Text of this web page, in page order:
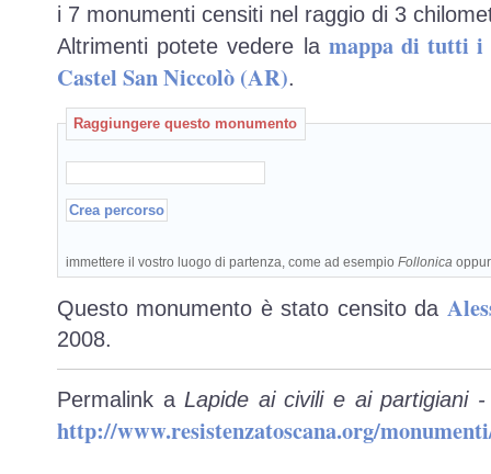
i 7 monumenti censiti nel raggio di 3
Altrimenti potete vedere la mappa di tutti i
Castel San Niccolò (AR).
Raggiungere questo monumento
immettere il vostro luogo di partenza, come ad esempio Follonica
Questo monumento è stato censito da
2008.
Permalink a Lapide ai civili e ai partigiani
http://www.resistenzatoscana.org/